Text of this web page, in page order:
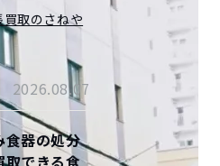
買取のさねや
2026.08.07
食器の処分
取できる食